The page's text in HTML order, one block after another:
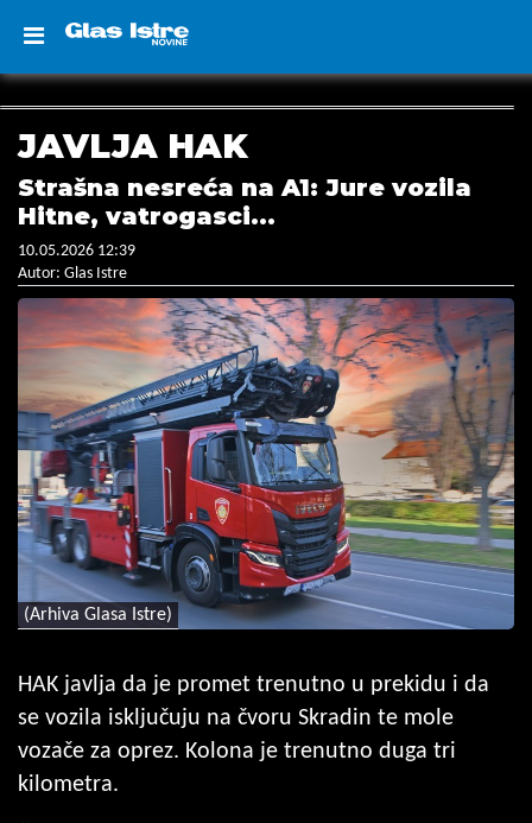
JAVLJA HAK
Strašna nesreća na A1: Jure vozila
Hitne, vatrogasci...
10.05.2026 12:39
Autor: Glas Istre
(Arhiva Glasa Istre)
HAK javlja da je promet trenutno u prekidu i da
se vozila isključuju na čvoru Skradin te mole
vozače za oprez. Kolona je trenutno duga tri
kilometra.